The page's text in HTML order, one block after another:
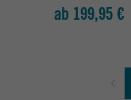
ab 199,95 €